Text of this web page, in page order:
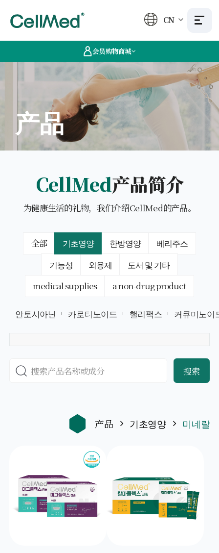
会员购物商城
CN
产品
CellMed产品简介
为健康生活的礼物，我们介绍CellMed的产品。
全部 기초영양 한방영양
베리주스
기능성
외용제
도서 및 기타
medical supplies
a non-drug product
안토시아닌 카로티노이드 핼리팩스 커큐미노이
搜索
产品 기초영양 미네랄